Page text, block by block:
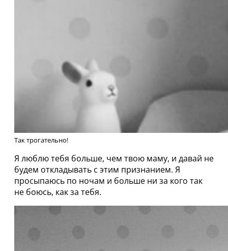
Так трогательно!
Я люблю тебя больше, чем твою маму, и давай не
будем откладывать с этим признанием. Я
просыпаюсь по ночам и больше ни за кого так
не боюсь, как за тебя.